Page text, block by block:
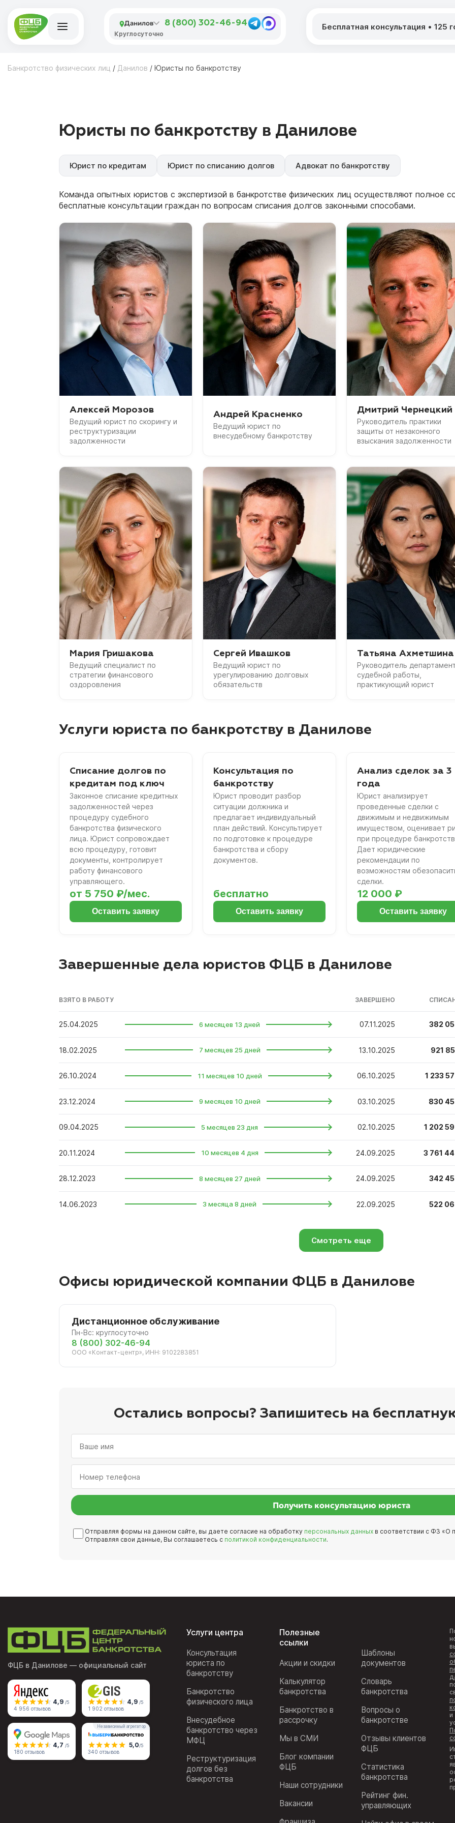
Данилов 8 (800) 302-46-94
Круглосуточно
Бесплатная консультация • 125
Банкротство физических лиц / Данилов / Юристы по банкротству
Юристы по банкротству в Данилове
Юрист по кредитам Юрист по списанию долгов Адвокат по банкротству
Команда опытных юристов с экспертизой в банкротстве физических лиц осуществляют полное
бесплатные консультации граждан по вопросам списания долгов законными способами.
Алексей Морозов
Ведущий юрист по скорингу и
реструктуризации
задолженности
Андрей Красненко
Ведущий юрист по
внесудебному банкротству
Дмитрий Чернецкий
Руководитель практики
защиты от незаконного
взыскания задолженности
Мария Гришакова
Ведущий специалист по
стратегии финансового
оздоровления
Сергей Ивашков
Ведущий юрист по
урегулированию долговых
обязательств
Татьяна Ахметшина
Руководитель
судебной работы,
практикующий юрист
Услуги юриста по банкротству в Данилове
Списание долгов по
кредитам под ключ
Законное списание кредитных
задолженностей через
процедуру судебного
банкротства физического
лица. Юрист сопровождает
всю процедуру, готовит
документы, контролирует
работу финансового
управляющего.
от 5 750 ₽/мес.
Оставить заявку
Консультация по
банкротству
Юрист проводит разбор
ситуации должника и
предлагает индивидуальный
план действий. Консультирует
по подготовке к процедуре
банкротства и сбору
документов.
бесплатно
Оставить заявку
Анализ сделок за 3
года
Юрист анализирует
проведенные сделки с
движимым и недвижимым
имуществом, оценивает
при процедуре
Дает юридические
рекомендации по
возможностям
сделки.
12 000 ₽
Оставить заявку
Завершенные дела юристов ФЦБ в Данилове
ВЗЯТО В РАБОТУ ЗАВЕРШЕНО
25.04.2025 6 месяцев 13 дней 07.11.2025 382
18.02.2025 7 месяцев 25 дней 13.10.2025 921
26.10.2024 11 месяцев 10 дней 06.10.2025 1 233
23.12.2024 9 месяцев 10 дней 03.10.2025 830
09.04.2025 5 месяцев 23 дня 02.10.2025 1 202
20.11.2024 10 месяцев 4 дня 24.09.2025 3 761
28.12.2023 8 месяцев 27 дней 24.09.2025 342
14.06.2023 3 месяца 8 дней 22.09.2025 522
Смотреть еще
Офисы юридической компании ФЦБ в Данилове
Дистанционное обслуживание
Пн-Вс: круглосуточно
8 (800) 302-46-94
ООО «Контакт-центр», ИНН: 9102283851
Остались вопросы? Запишитесь на
Получить консультацию юриста
Отправляя формы на данном сайте, вы даете согласие на обработку персональных данных в соответствии с ФЗ «О
Отправляя свои данные, Вы соглашаетесь с политикой конфиденциальности.
ФЦБ в Данилове — официальный сайт
4,9 /5
4 956 отзывов
4,9 /5
1 902 отзывов
4,7 /5
180 отзывов
Независимый агрегатор
5,0/5
340 отзывов
Услуги центра
Консультация
юриста по
банкротству
Банкротство
физического лица
Внесудебное
банкротство через
МФЦ
Реструктуризация
долгов без
банкротства
Полезные
ссылки
Акции и скидки
Калькулятор
банкротства
Банкротство в
рассрочку
Мы в СМИ
Блог компании
ФЦБ
Наши сотрудники
Вакансии
Шаблоны
документов
Словарь
банкротства
Вопросы о
банкротстве
Отзывы клиентов
ФЦБ
Статистика
банкротства
Рейтинг фин.
управляющих
и